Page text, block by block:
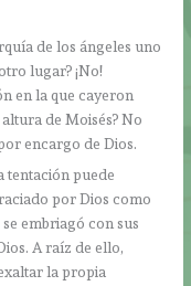
de los ángeles uno
lugar? ¡No!
en la que cayeron
de Moisés? No
encargo de Dios.
tentación puede
por Dios como
embriagó con sus
A raíz de ello,
la propia